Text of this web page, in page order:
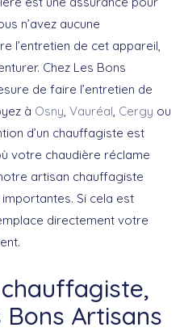
n’avez aucune
l’entretien de cet appareil,
Chez Les Bons
de faire l’entretien de
à Osny Vauréal Cergy ou
d’un chauffagiste est
votre chaudière réclame
artisan chauffagiste
Si cela est
directement votre
Bons Artisans